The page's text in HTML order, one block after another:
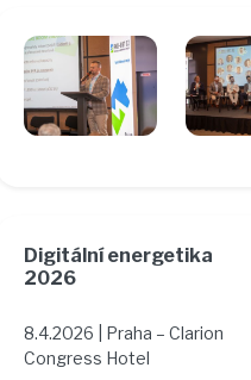
Digitální energetika
2026
8.4.2026 | Praha – Clarion
Congress Hotel